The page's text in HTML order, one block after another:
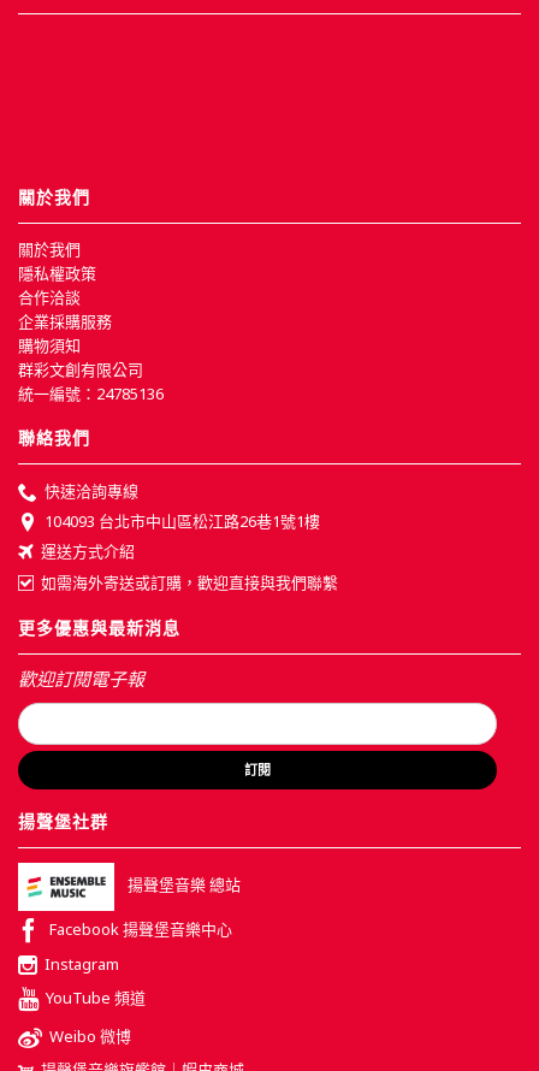
關於我們
關於我們
隱私權政策
合作洽談
企業採購服務
購物須知
群彩文創有限公司
統一編號：24785136
聯絡我們
快速洽詢專線
104093 台北市中山區松江路26巷1號1樓
運送方式介紹
如需海外寄送或訂購，歡迎直接與我們聯繫
更多優惠與最新消息
歡迎訂閱電子報
訂閱
揚聲堡社群
揚聲堡音樂 總站
Facebook 揚聲堡音樂中心
Instagram
YouTube 頻道
Weibo 微博